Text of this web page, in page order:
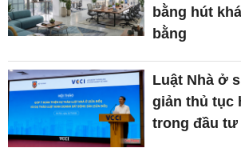
bằng hút
bằng
Luật Nhà ở
giản thủ tục
trong đầu